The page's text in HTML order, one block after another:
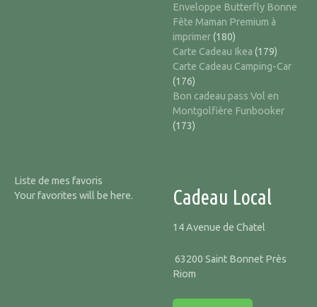
Enveloppe Butterfly Bonne
Fête Maman Premium à
imprimer(180)
Carte Cadeau Ikea (179)
Carte Cadeau Camping-Car
(176)
Bon cadeau pass Vol en
Montgolfière Funbooker
(173)
Liste de mes favoris
Your favorites will be here.
Cadeau Local
14 Avenue de Chatel
63200 Saint Bonnet Près
Riom